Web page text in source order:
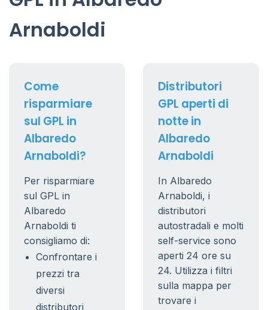
Arnaboldi
Come
risparmiare
sul GPL in
Albaredo
Arnaboldi?
Per risparmiare
sul GPL in
Albaredo
Arnaboldi ti
consigliamo di:
Confrontare i
prezzi tra
diversi
distributori
Distributori
GPL aperti di
notte in
Albaredo
Arnaboldi
In Albaredo
Arnaboldi, i
distributori
autostradali e molti
self-service sono
aperti 24 ore su
24. Utilizza i filtri
sulla mappa per
trovare i